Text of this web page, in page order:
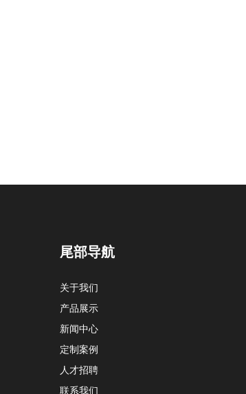
尾部导航
关于我们
产品展示
新闻中心
定制案例
人才招聘
联系我们